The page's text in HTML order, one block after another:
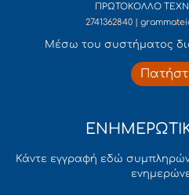
ΠΡΩΤΟΚΟΛΛΟ
2741362840 |
Mέσω του συστήματος
Κάντε εγγραφή εδώ